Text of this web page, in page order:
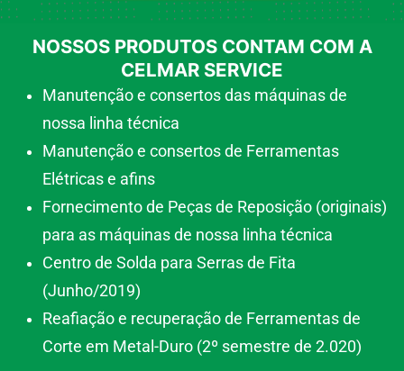
NOSSOS PRODUTOS CONTAM COM A
CELMAR SERVICE
Manutenção e consertos das máquinas de
nossa linha técnica
Manutenção e consertos de Ferramentas
Elétricas e afins
Fornecimento de Peças de Reposição (originais)
para as máquinas de nossa linha técnica
Centro de Solda para Serras de Fita
(Junho/2019)
Reafiação e recuperação de Ferramentas de
Corte em Metal-Duro (2º semestre de 2.020)